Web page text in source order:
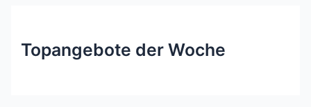
Topangebote der Woche